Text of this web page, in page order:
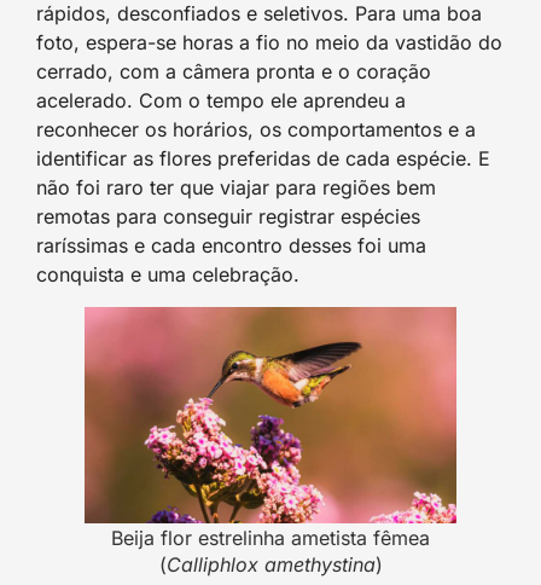
rápidos, desconfiados e seletivos. Para uma boa
foto, espera-se horas a fio no meio da vastidão do
cerrado, com a câmera pronta e o coração
acelerado. Com o tempo ele aprendeu a
reconhecer os horários, os comportamentos e a
identificar as flores preferidas de cada espécie. E
não foi raro ter que viajar para regiões bem
remotas para conseguir registrar espécies
raríssimas e cada encontro desses foi uma
conquista e uma celebração.
Beija flor estrelinha ametista fêmea
(Calliphlox amethystina)